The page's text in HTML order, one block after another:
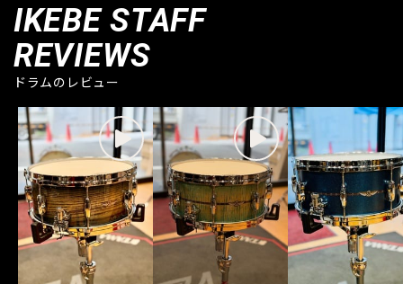
IKEBE STAFF
REVIEWS
ドラムのレビュー